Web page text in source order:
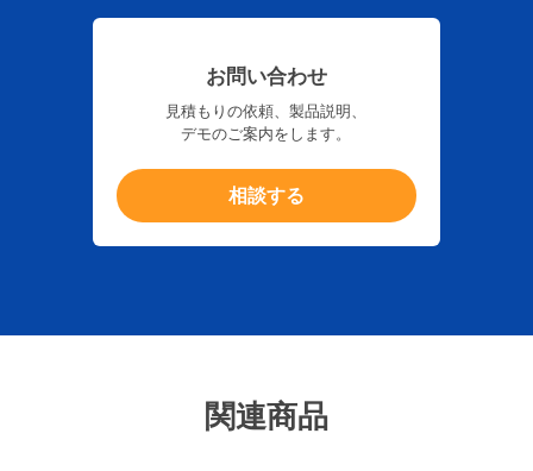
お問い合わせ
見積もりの依頼、製品説明、
デモのご案内をします。
相談する
関連商品